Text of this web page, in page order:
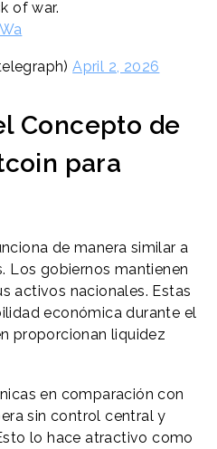
of war.
April 2, 2026
Concepto de
para
de manera similar a
Los gobiernos mantienen
activos nacionales. Estas
económica durante el
proporcionan liquidez
en comparación con
sin control central y
lo hace atractivo como